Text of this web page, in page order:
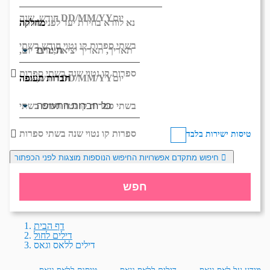
DD/MM/YYיום
בשתי ספרות קו נטוי חודש בשתי
ספרות קו נטוי שנה בשתי ספרות
נא לוודא בחירת יעד לפני בחירת
תאריך, תאריך יציאה,מתי? יום,
חודש, שנהDD/MM/YYיום
בשתי ספרות קו נטוי חודש בשתי
ספרות קו נטוי שנה בשתי ספרות
חפש
מחלקה
חברות תעופה
טיסות ישירות בלבד
חיפוש מתקדם אפשרויות החיפוש הנוספות מוצגות לפני הכפתור
דף הבית
דילים לחול
דילים ללאס וגאס